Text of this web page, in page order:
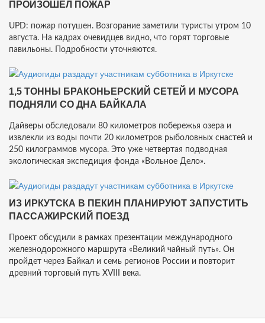
ПРОИЗОШЕЛ ПОЖАР
UPD: пожар потушен. Возгорание заметили туристы утром 10
августа. На кадрах очевидцев видно, что горят торговые
павильоны. Подробности уточняются.
1,5 ТОННЫ БРАКОНЬЕРСКИЙ СЕТЕЙ И МУСОРА
ПОДНЯЛИ СО ДНА БАЙКАЛА
Дайверы обследовали 80 километров побережья озера и
извлекли из воды почти 20 километров рыболовных снастей и
250 килограммов мусора. Это уже четвертая подводная
экологическая экспедиция фонда «Вольное Дело».
ИЗ ИРКУТСКА В ПЕКИН ПЛАНИРУЮТ ЗАПУСТИТЬ
ПАССАЖИРСКИЙ ПОЕЗД
Проект обсудили в рамках презентации международного
железнодорожного маршрута «Великий чайный путь». Он
пройдет через Байкал и семь регионов России и повторит
древний торговый путь XVIII века.